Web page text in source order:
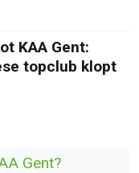
KAA Gent:
topclub klopt
Gent?